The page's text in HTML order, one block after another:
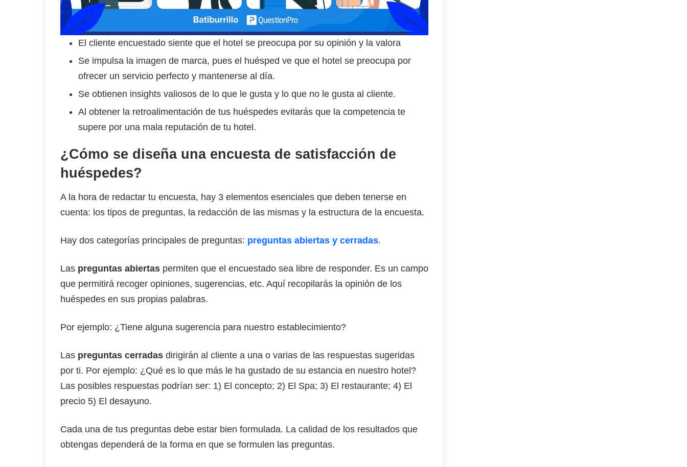
El cliente encuestado siente que el hotel se preocupa por su opinión y la valora
Se impulsa la imagen de marca, pues el huésped ve que el hotel se preocupa por
ofrecer un servicio perfecto y mantenerse al día.
Se obtienen insights valiosos de lo que le gusta y lo que no le gusta al cliente.
Al obtener la retroalimentación de tus huéspedes evitarás que la competencia te
supere por una mala reputación de tu hotel.
¿Cómo se diseña una encuesta de satisfacción de
huéspedes?
A la hora de redactar tu encuesta, hay 3 elementos esenciales que deben tenerse en
cuenta: los tipos de preguntas, la redacción de las mismas y la estructura de la encuesta.
Hay dos categorías principales de preguntas: preguntas abiertas y cerradas.
Las preguntas abiertas permiten que el encuestado sea libre de responder. Es un campo
que permitirá recoger opiniones, sugerencias, etc. Aquí recopilarás la opinión de los
huéspedes en sus propias palabras.
Por ejemplo: ¿Tiene alguna sugerencia para nuestro establecimiento?
Las preguntas cerradas dirigirán al cliente a una o varias de las respuestas sugeridas
por ti. Por ejemplo: ¿Qué es lo que más le ha gustado de su estancia en nuestro hotel?
Las posibles respuestas podrían ser: 1) El concepto; 2) El Spa; 3) El restaurante; 4) El
precio 5) El desayuno.
Cada una de tus preguntas debe estar bien formulada. La calidad de los resultados que
obtengas dependerá de la forma en que se formulen las preguntas.